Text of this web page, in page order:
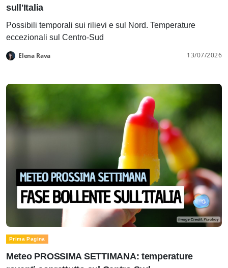
sull'Italia
Possibili temporali sui rilievi e sul Nord. Temperature
eccezionali sul Centro-Sud
Elena Rava 13/07/2026
Prima Pagina
Meteo PROSSIMA SETTIMANA: temperature